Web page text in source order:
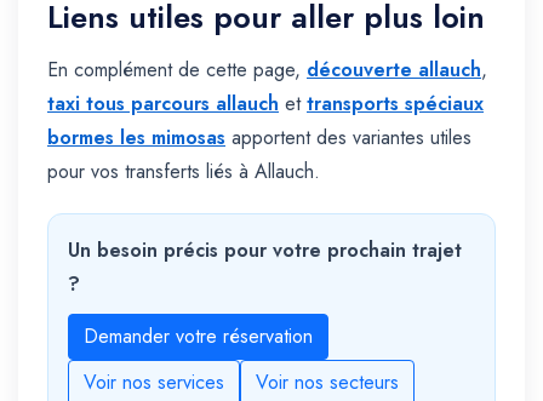
Liens utiles pour aller plus loin
En complément de cette page, découverte allauch,
taxi tous parcours allauch ettransports spéciaux
bormes les mimosas apportent des variantes utiles
pour vos transferts liés à Allauch.
Un besoin précis pour votre prochain trajet
?
Demander votre réservation
Voir nos services
Voir nos secteurs